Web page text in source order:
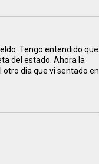
Tengo entendido que
del estado. Ahora la
otro dia que vi sentado en